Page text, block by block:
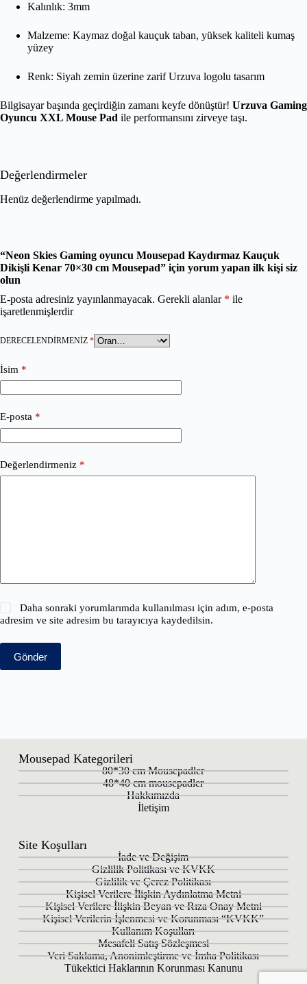
Kalınlık: 3mm
Malzeme: Kaymaz doğal kauçuk taban, yüksek kaliteli kumaş
yüzey
Renk: Siyah zemin üzerine zarif Urzuva logolu tasarım
Bilgisayar başında geçirdiğin zamanı keyfe dönüştür! Urzuva Gaming
Oyuncu XXL Mouse Pad ile performansını zirveye taşı.
Değerlendirmeler
Henüz değerlendirme yapılmadı.
“Neon Skies Gaming oyuncu Mousepad Kaydırmaz Kauçuk
Dikişli Kenar 70×30 cm Mousepad” için yorum yapan ilk kişi siz
olun
E-posta adresiniz yayınlanmayacak. Gerekli alanlar * ile
işaretlenmişlerdir
DERECELENDIRMENIZ *
İsim *
E-posta *
Değerlendirmeniz *
Daha sonraki yorumlarımda kullanılması için adım, e-posta
adresim ve site adresim bu tarayıcıya kaydedilsin.
Gönder
Mousepad Kategorileri
80*30 cm Mousepadler
48*40 cm mousepadler
Hakkımızda
İletişim
Site Koşulları
İade ve Değişim
Gizlilik Politikası ve KVKK
Gizlilik ve Çerez Politikası
Kişisel Verilere İlişkin Aydınlatma Metni
Kişisel Verilere İlişkin Beyan ve Rıza Onay Metni
Kişisel Verilerin İşlenmesi ve Korunması “KVKK”
Kullanım Koşulları
Mesafeli Satış Sözleşmesi
Veri Saklama, Anonimleştirme ve İmha Politikası
Tükektici Haklarının Korunması Kanunu